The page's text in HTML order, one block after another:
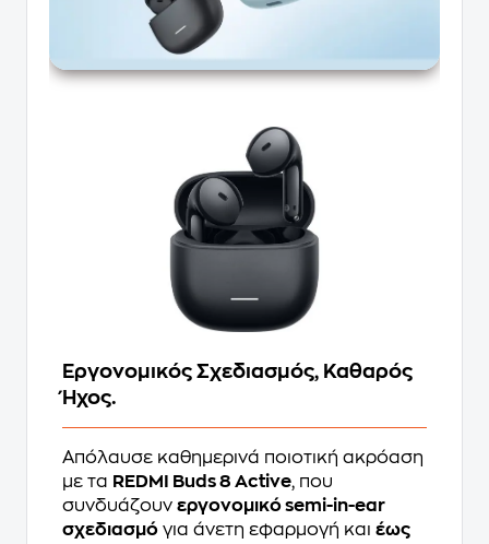
Εργονομικός Σχεδιασμός, Καθαρός
Ήχος.
Απόλαυσε καθημερινά ποιοτική ακρόαση
με τα REDMI Buds 8 Active, που
συνδυάζουν εργονομικό semi-in-ear
σχεδιασμό για άνετη εφαρμογή και έως